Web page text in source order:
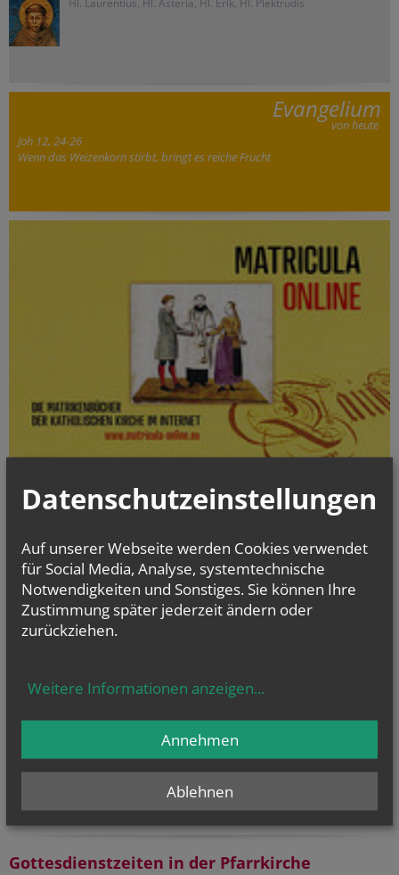
Evangelium
von heute
Joh 12, 24-26
Wenn das Weizenkorn stirbt, bringt es reiche Frucht
Die digitalisierten Matrikenbücher vom Beginn der jeweiligen
Matrikenführung an bis einschließlich 1938 können online kostenlos
gottesdienst.at
Stundenbuch Online
(tägliche liturgische Texte)
Telefonseelsorge
0800 100 252 1
Gottesdienstzeiten in der Pfarrkirche
Datenschutzeinstellungen
Auf unserer Webseite werden Cookies verwendet
für Social Media, Analyse, systemtechnische
Notwendigkeiten und Sonstiges. Sie können Ihre
Zustimmung später jederzeit ändern oder
zurückziehen.
Weitere Informationen anzeigen...
Ablehnen
Annehmen